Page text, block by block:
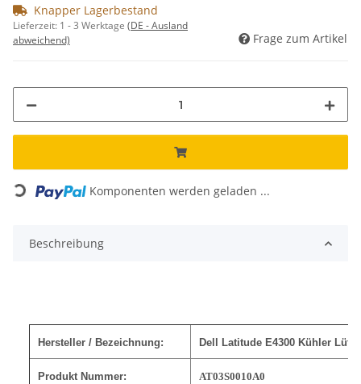
Knapper Lagerbestand
Lieferzeit: 1 - 3 Werktage (DE - Ausland
abweichend)
Frage zum Artikel
Loading... Komponenten werden geladen ...
Beschreibung
Hersteller / Bezeichnung: Dell Latitude E4300 Kühler
Produkt Nummer: AT03S0010A0